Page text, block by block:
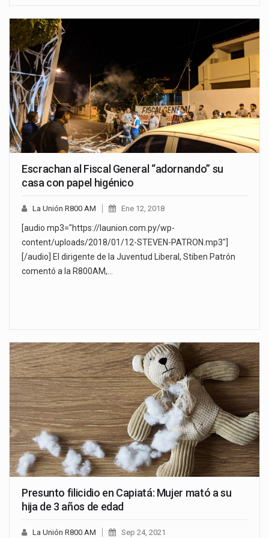
Escrachan al Fiscal General “adornando” su
casa con papel higénico
La Unión R800 AM Ene 12, 2018
[audio mp3="https://launion.com.py/wp-
content/uploads/2018/01/12-STEVEN-PATRON.mp3"]
[/audio] El dirigente de la Juventud Liberal, Stiben Patrón
comentó a la R800AM,…
Presunto filicidio en Capiatá: Mujer mató a su
hija de 3 años de edad
La Unión R800 AM Sep 24, 2021